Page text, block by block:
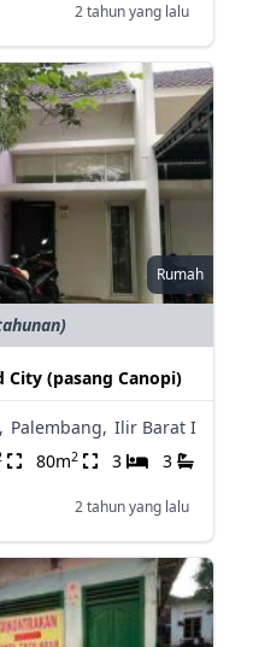
2 tahun yang lalu
Rumah
City (pasang Canopi)
Palembang, Ilir Barat I
80m2 3 3
2 tahun yang lalu